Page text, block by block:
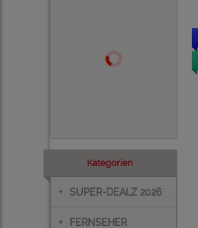
Kategorien
+ SUPER-DEALZ 2026
+ FERNSEHER